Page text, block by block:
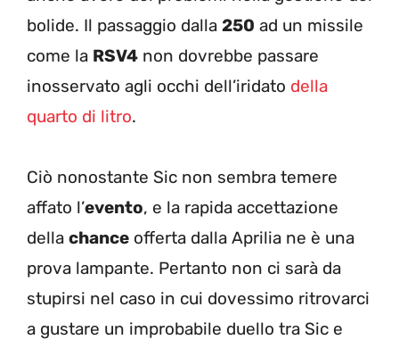
bolide. Il passaggio dalla 250 ad un missile
come la RSV4 non dovrebbe passare
inosservato agli occhi dell’iridato della
quarto di litro.
Ciò nonostante Sic non sembra temere
affato l’evento, e la rapida accettazione
della chance offerta dalla Aprilia ne è una
prova lampante. Pertanto non ci sarà da
stupirsi nel caso in cui dovessimo ritrovarci
a gustare un improbabile duello tra Sic e